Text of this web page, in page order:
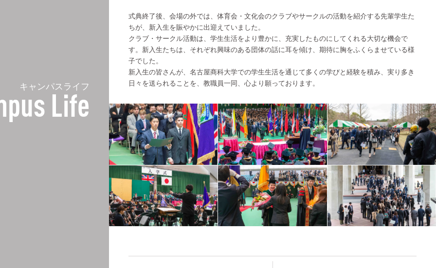
キャンパスライフ
Life
式典終了後、会場の外では、体育会・文化会のクラブやサークルの活動を紹介する先輩学生た
ちが、新入生を賑やかに出迎えていました。
クラブ・サークル活動は、学生生活をより豊かに、充実したものにしてくれる大切な機会で
す。新入生たちは、それぞれ興味のある団体の話に耳を傾け、期待に胸をふくらませている様
子でした。
新入生の皆さんが、名古屋商科大学での学生生活を通じて多くの学びと経験を積み、実り多き
日々を送られることを、教職員一同、心より願っております。